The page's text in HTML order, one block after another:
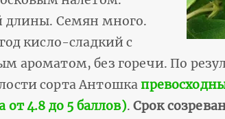
длины. Семян много.
кисло-сладкий с
ароматом, без горечи. По
сорта Антошка
от 4.8 до 5 баллов). Срок